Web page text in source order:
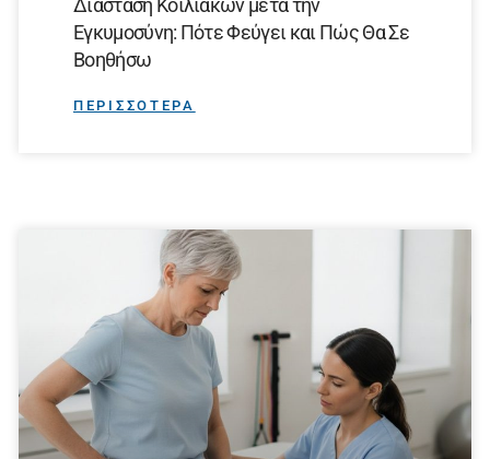
Διάσταση Κοιλιακών μετά την
Εγκυμοσύνη: Πότε Φεύγει και Πώς Θα Σε
Βοηθήσω
ΠΕΡΙΣΣΟΤΕΡΑ